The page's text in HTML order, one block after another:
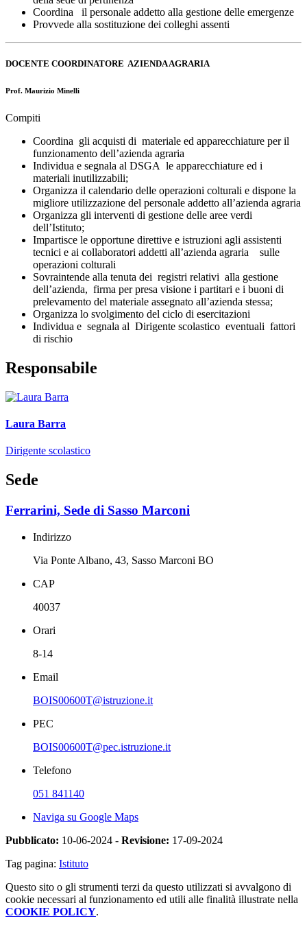
Coordina il personale addetto alla gestione delle emergenze
Provvede alla sostituzione dei colleghi assenti
DOCENTE COORDINATORE AZIENDA AGRARIA
Prof. Maurizio Minelli
Compiti
Coordina gli acquisti di materiale ed apparecchiature per il
funzionamento dell’azienda agraria
Individua e segnala al DSGA le apparecchiature ed i
materiali inutilizzabili;
Organizza il calendario delle operazioni colturali e dispone la
migliore utilizzazione del personale addetto all’azienda agraria
Organizza gli interventi di gestione delle aree verdi
dell’Istituto;
Impartisce le opportune direttive e istruzioni agli assistenti
tecnici e ai collaboratori addetti all’azienda agraria sulle
operazioni colturali
Sovraintende alla tenuta dei registri relativi alla gestione
dell’azienda, firma per presa visione i partitari e i buoni di
prelevamento del materiale assegnato all’azienda stessa;
Organizza lo svolgimento del ciclo di esercitazioni
Individua e segnala al Dirigente scolastico eventuali fattori
di rischio
Responsabile
Laura Barra
Dirigente scolastico
Sede
Ferrarini, Sede di Sasso Marconi
Indirizzo
Via Ponte Albano, 43, Sasso Marconi BO
CAP
40037
Orari
8-14
Email
BOIS00600T@istruzione.it
PEC
BOIS00600T@pec.istruzione.it
Telefono
051 841140
Naviga su Google Maps
Pubblicato: 10-06-2024 - Revisione: 17-09-2024
Tag pagina: Istituto
Questo sito o gli strumenti terzi da questo utilizzati si avvalgono di
cookie necessari al funzionamento ed utili alle finalità illustrate nella
COOKIE POLICY.